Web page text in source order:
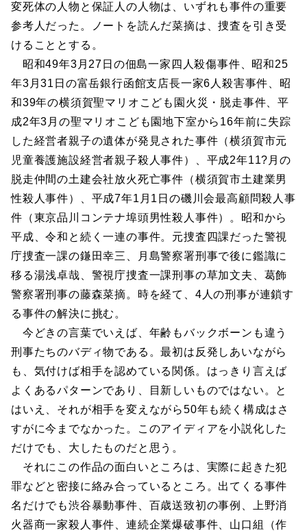
変死体の人物と保証人の人物は、いずれも事件の重要
参考人だった。ノートを読んだ菜摘は、捜査を引き受
けることとする。
昭和49年3月27日の佃島一家四人殺傷事件、昭和25
年3月31日の富岳銀行函館支店長一家6人殺害事件、昭
和39年の横須賀聖マリオこども園火災・脱走事件、平
成2年3月の聖マリオこども園地下室から16年前に失踪
した経営者親子の遺体が発見された事件（横須賀市元
児童養護施設経営者親子殺人事件）、平成2年11?月の
脱走仲間の土建会社放火死亡事件（横須賀市土建業男
性殺人事件）、平成7年1月1日の磯川会最高顧問殺人事
件（東京品川コンテナ埠頭男性殺人事件）。昭和から
平成、令和と続く一連の事件。元捜査四課だった警視
庁捜査一課の鎌田幸三、月島警察署刑事で後に鑑識に
移る湯浅卓哉、警視庁捜査一課刑事の草加文夫、葛飾
警察署刑事の藤森菜摘。時を経て、4人の刑事が連鎖す
る事件の解決に挑む。
今どきの言葉でいえば、年齢もバックボーンも違う
刑事たちのバディ物である。最初は反発しあいながら
も、気付けば相手を認めている関係。はっきり言えば
よくあるパターンであり、目新しいものではない。と
はいえ、それが相手を変えながら50年も続く構成はさ
すがに今までなかった。このアイディアを小説化した
だけでも、大したものだと思う。
それにこの作品の面白いところは、実際に起きた犯
罪などと密接に絡み合っているところ。出てくる事件
名だけでも渋谷暴動事件、百歳送致初の事例、上野消
火器商一家殺人事件、連続企業爆破事件、山口組（作